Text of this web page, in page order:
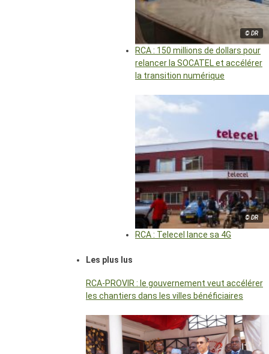
© DR
RCA : 150 millions de dollars pour
relancer la SOCATEL et accélérer
la transition numérique
© DR
RCA : Telecel lance sa 4G
Les plus lus
RCA-PROVIR : le gouvernement veut accélérer
les chantiers dans les villes bénéficiaires